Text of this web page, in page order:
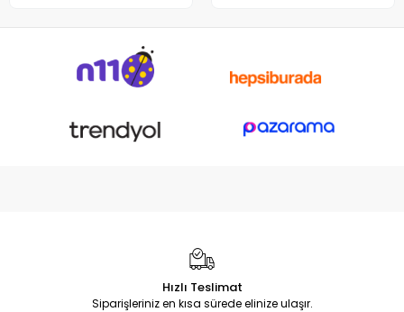
Hızlı Teslimat
Siparişleriniz en kısa sürede elinize ulaşır.